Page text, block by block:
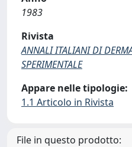
1983
Rivista
ANNALI ITALIANI DI
SPERIMENTALE
Appare nelle tipologie:
1.1 Articolo in Rivista
File in questo prodotto: